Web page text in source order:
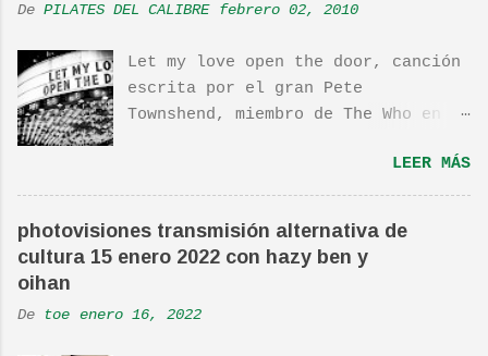
De PILATES DEL CALIBRE febrero 02, 2010
Let my love open the door, canción
escrita por el gran Pete
Townshend, miembro de The Who en
Glass, del mismo año, y que llego
a estar en el top 10. La cancion
es deliciosa de por si, de hecho
ha sido versionada cienes y cienes
de veces. Aquí os dejo el vídeo de
ver una estupenda película llamada
LEER MÁS
photovisiones transmisión alternativa de
cultura 15 enero 2022 con hazy ben y
oihan
De toe enero 16, 2022